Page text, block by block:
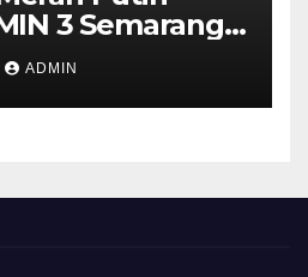
3 Semarang,
Desa
Peringatan
RI
ADMIN